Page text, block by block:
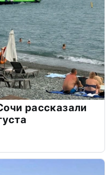
рассказали